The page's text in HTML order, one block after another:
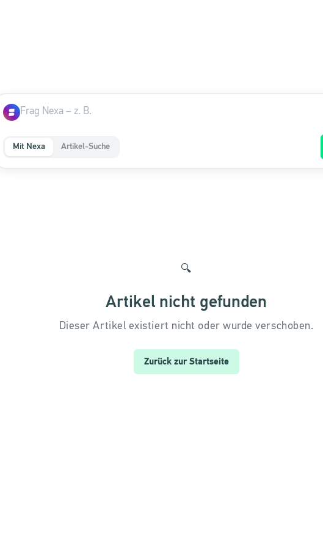
Mit Nexa Artikel-Suche
🔍
Artikel nicht gefunden
Dieser Artikel existiert nicht oder wurde verschoben.
Zurück zur Startseite